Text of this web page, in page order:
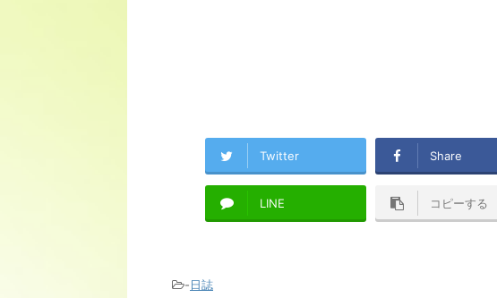
Twitter Share
LINE コピーする
-日誌